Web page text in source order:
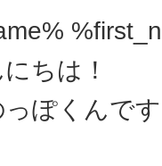
ちは！
っぽくんで